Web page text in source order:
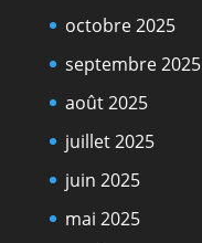
octobre 2025
septembre 2025
août 2025
juillet 2025
juin 2025
mai 2025